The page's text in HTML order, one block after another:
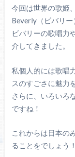
今回は世界の歌姫
Beverly（ビバリー
ビバリーの歌唱力
介してきました。
私個人的には歌唱
スのすごさに魅力
さらに、いろいろ
ですね！
これからは日本の
ることをでしょう！